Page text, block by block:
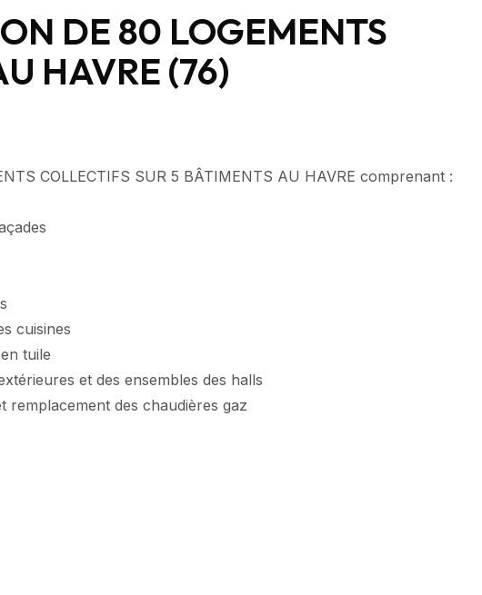
DE 80 LOGEMENTS
HAVRE (76)
COLLECTIFS SUR 5 BÂTIMENTS AU HAVRE comprenant :
cuisines
tuile
et des ensembles des halls
remplacement des chaudières gaz